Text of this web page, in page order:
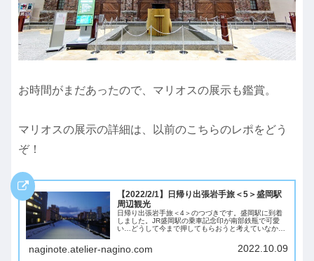
お時間がまだあったので、マリオスの展示も鑑賞。
マリオスの展示の詳細は、以前のこちらのレポをどう
ぞ！
【2022/2/1】日帰り出張岩手旅＜5＞盛岡駅
周辺観光
日帰り出張岩手旅＜4＞のつづきです。盛岡駅に到着
しました。JR盛岡駅の乗車記念印が南部鉄瓶で可愛
い…どうして今まで押してもらおうと考えていなかっ
目「わんこ兄弟」のスタンプがあった場所です…無
く...
naginote.atelier-nagino.com 2022.10.09